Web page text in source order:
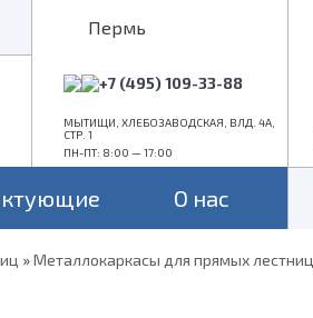
Пермь
+7 (495) 109-33-88
МЫТИЩИ, ХЛЕБОЗАВОДСКАЯ, ВЛД. 4А,
СТР. 1
ПН-ПТ: 8:00 — 17:00
О нас
»Металлокаркасы для прямых лестниц